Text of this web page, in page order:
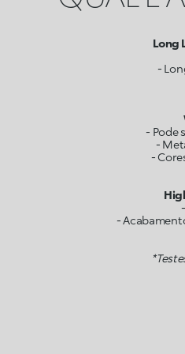
Long
-
- Pode
-
-
-